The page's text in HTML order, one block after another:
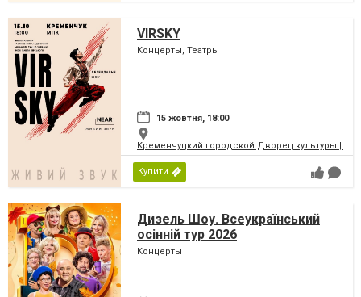
VIRSKY
Концерты, Театры
15 жовтня, 18:00
Кременчуцкий городской Дворец культуры |
Купити
Дизель Шоу. Всеукраїнський
осінній тур 2026
Концерты